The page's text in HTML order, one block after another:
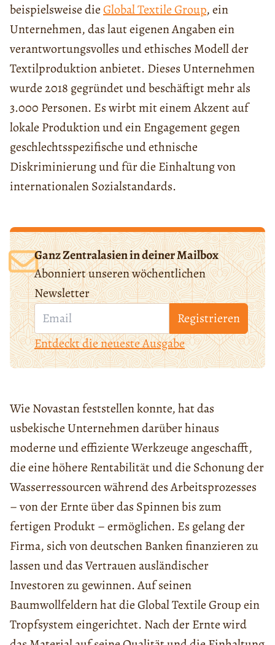
beispielsweise dieGlobal Textile Group, ein
Unternehmen, das laut eigenen Angaben ein
verantwortungsvolles und ethisches Modell der
Textilproduktion anbietet. Dieses Unternehmen
wurde 2018 gegründet und beschäftigt mehr als
3.000 Personen. Es wirbt mit einem Akzent auf
lokale Produktion und ein Engagement gegen
geschlechtsspezifische und ethnische
Diskriminierung und für die Einhaltung von
internationalen Sozialstandards.
Ganz Zentralasien in deiner Mailbox
Abonniert unseren wöchentlichen
Newsletter
Registrieren
Entdeckt die neueste Ausgabe
Wie Novastan feststellen konnte, hat das
usbekische Unternehmen darüber hinaus
moderne und effiziente Werkzeuge angeschafft,
die eine höhere Rentabilität und die Schonung der
Wasserressourcen während des Arbeitsprozesses
– von der Ernte über das Spinnen bis zum
fertigen Produkt – ermöglichen. Es gelang der
Firma, sich von deutschen Banken finanzieren zu
lassen und das Vertrauen ausländischer
Investoren zu gewinnen. Auf seinen
Baumwollfeldern hat die Global Textile Group ein
Tropfsystem eingerichtet. Nach der Ernte wird